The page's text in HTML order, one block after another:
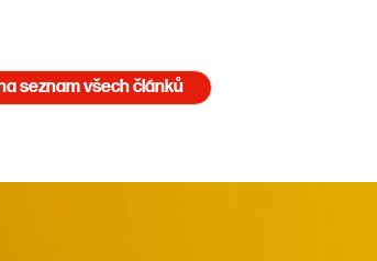
seznam všech článků